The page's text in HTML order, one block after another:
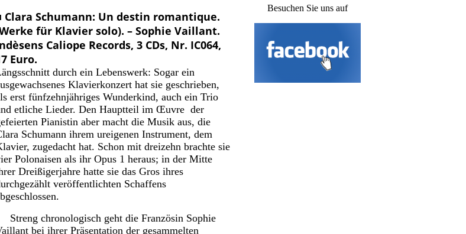
Clara Schumann: Un destin romantique.
für Klavier solo). – Sophie Vaillant.
Caliope Records, 3 CDs, Nr. IC064,
Euro.
durch ein Lebenswerk: Sogar ein
Klavierkonzert hat sie geschrieben,
erst fünfzehnjähriges Wunderkind, auch ein Trio
etliche Lieder. Den Hauptteil im Œuvre der
Pianistin aber macht die Musik aus, die
Schumann ihrem ureigenen Instrument, dem
zugedacht hat. Schon mit dreizehn brachte sie
Polonaisen als ihr Opus 1 heraus; in der Mitte
Dreißigerjahre hatte sie das Gros ihres
veröffentlichten Schaffens
Streng chronologisch geht die Französin Sophie
bei ihrer Präsentation der gesammelten
Besuchen Sie uns auf